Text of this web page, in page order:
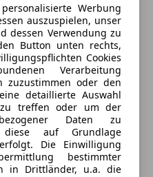
Orange
Orange
Schwarz
Werbung
auszuspielen, unser
dessen Verwendung zu
Button unten rechts,
Cookies
Verarbeitung
zuzustimmen oder den
detaillierte Auswahl
treffen oder um der
Daten zu
diese auf Grundlage
Die Einwilligung
bestimmter
in Drittländer, u.a. die